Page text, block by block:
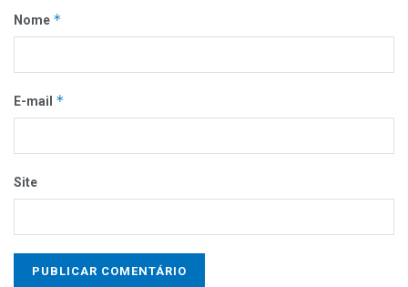
Nome *
E-mail *
Site